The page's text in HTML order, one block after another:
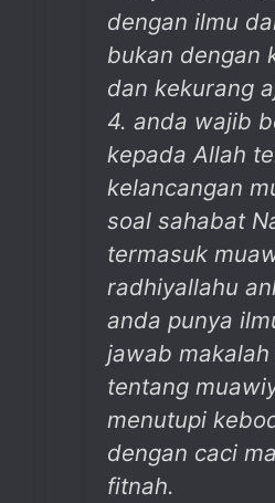
dengan ilmu
bukan dengan
dan kekurang
4. anda wajib
kepada Allah
kelancangan
soal sahabat
termasuk
radhiyallahu
anda punya
jawab
tentang
menutupi
dengan caci
fitnah.